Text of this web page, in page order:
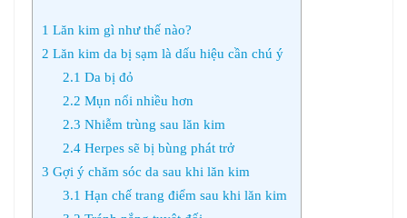
1 Lăn kim gì như thế nào?
2 Lăn kim da bị sạm là dấu hiệu cần chú ý
2.1 Da bị đỏ
2.2 Mụn nổi nhiều hơn
2.3 Nhiễm trùng sau lăn kim
2.4Herpes sẽ bị bùng phát trở
3 Gợi ý chăm sóc da sau khi lăn kim
3.1 Hạn chế trang điểm sau khi lăn kim